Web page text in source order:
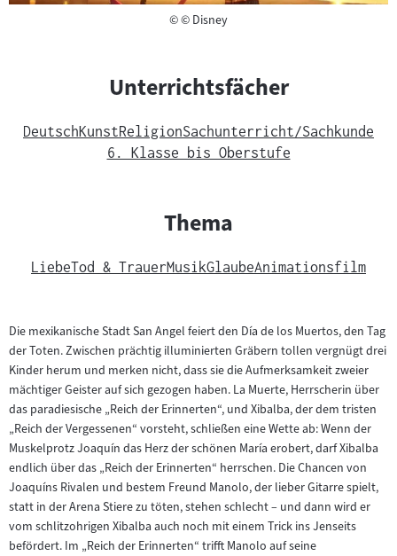
©Copyright
© Disney
Unterrichtsfächer
DeutschKunstReligionSachunterricht/Sachkunde
6. Klasse bis Oberstufe
Thema
LiebeTod & TrauerMusikGlaubeAnimationsfilm
Die mexikanische Stadt San Angel feiert den Día de los Muertos, den Tag
der Toten. Zwischen prächtig illuminierten Gräbern tollen vergnügt drei
Kinder herum und merken nicht, dass sie die Aufmerksamkeit zweier
mächtiger Geister auf sich gezogen haben. La Muerte, Herrscherin über
das paradiesische „Reich der Erinnerten“, und Xibalba, der dem tristen
„Reich der Vergessenen“ vorsteht, schließen eine Wette ab: Wenn der
Muskelprotz Joaquín das Herz der schönen María erobert, darf Xibalba
endlich über das „Reich der Erinnerten“ herrschen. Die Chancen von
Joaquíns Rivalen und bestem Freund Manolo, der lieber Gitarre spielt,
statt in der Arena Stiere zu töten, stehen schlecht – und dann wird er
vom schlitzohrigen Xibalba auch noch mit einem Trick ins Jenseits
befördert. Im „Reich der Erinnerten“ trifft Manolo auf seine